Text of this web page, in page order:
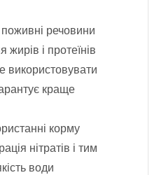
речовини
і протеїнів
використовувати
краще
корму
нітратів і тим
води